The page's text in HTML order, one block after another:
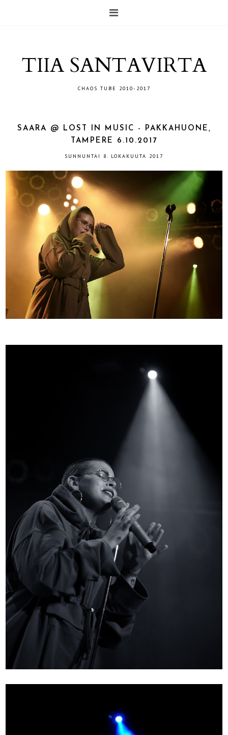
TIIA SANTAVIRTA
CHAOS TUBE 2010-2017
SAARA @ LOST IN MUSIC - PAKKAHUONE,
TAMPERE 6.10.2017
SUNNUNTAI 8. LOKAKUUTA 2017